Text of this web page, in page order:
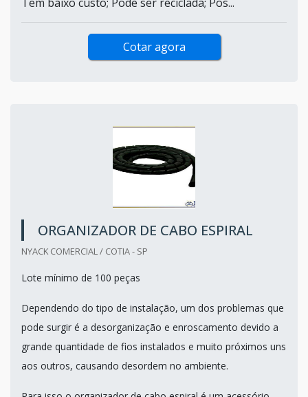
Cotar agora
ORGANIZADOR DE CABO ESPIRAL
NYACK COMERCIAL / COTIA - SP
Lote mínimo de 100 peças
Dependendo do tipo de instalação, um dos problemas que
pode surgir é a desorganização e enroscamento devido a
grande quantidade de fios instalados e muito próximos uns
aos outros, causando desordem no ambiente.